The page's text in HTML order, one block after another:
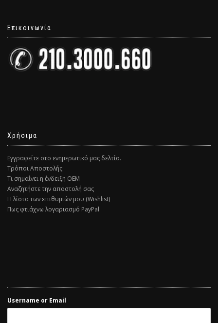
Επικοινωνία
Χρήσιμα
Εγγραφείτε στο ενημερωτικό μας δελτίο.
Τρόποι Αποστολής
Τι σημαίνει η ένδειξη ΟΕΜ
Αναζητήστε την αποστολή σας
Η λίστα των επιθυμιών μου (Wishlist)
Πως φτιάχνω λογαριασμό PayPal
Username or Email